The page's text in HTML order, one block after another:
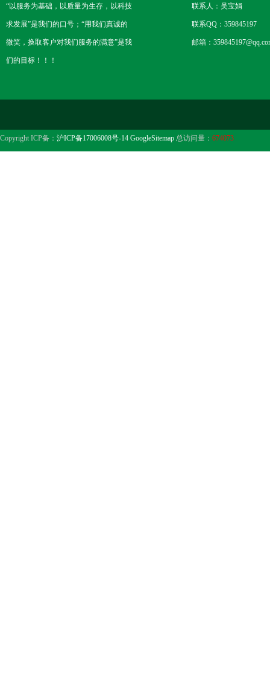
“以服务为基础，以质量为生存，以科技
求发展”是我们的口号；“用我们真诚的
微笑，换取客户对我们服务的满意”是我
们的目标！！！
联系人：吴宝娟
联系QQ：359845197
邮箱：
Copyright ICP备： 沪ICP备17006008号-14 GoogleSitemap 总访问量： 674073